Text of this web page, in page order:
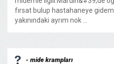
fırsat bulup hastahaneye
yakınındaki ayrım nok ...
- mide krampları